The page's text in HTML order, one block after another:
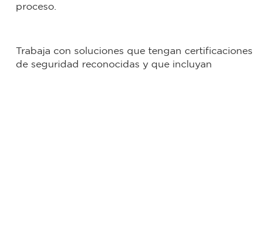
proceso.
Trabaja con soluciones que tengan certificaciones
de seguridad reconocidas y que incluyan